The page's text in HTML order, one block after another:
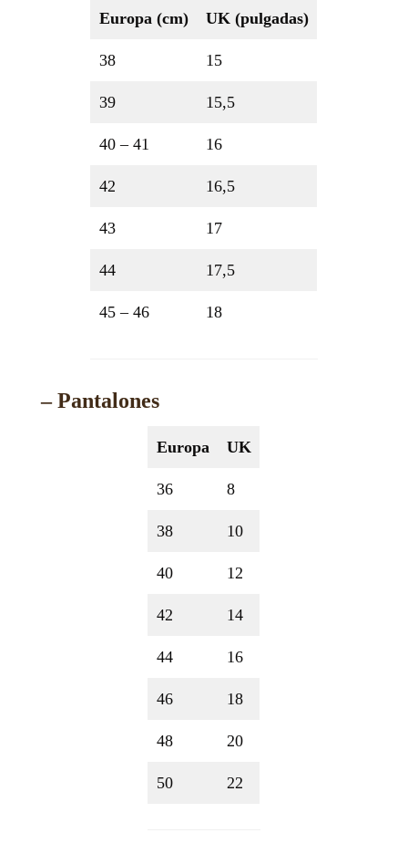
Europa (cm) UK (pulgadas)
38 15
39 15,5
40 – 41 16
42 16,5
43 17
44 17,5
45 – 46 18
– Pantalones
Europa UK
36 8
38 10
40 12
42 14
44 16
46 18
48 20
50 22